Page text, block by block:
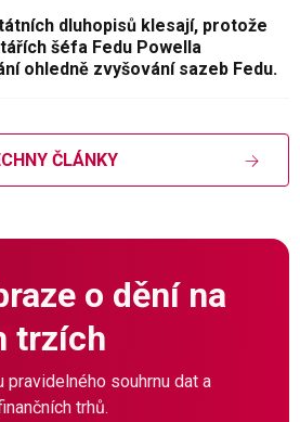
dluhopisů klesají, protože
šéfa Fedu Powella
ohledně zvyšování sazeb Fedu.
ČLÁNKY
o dění na
trzích
souhrnu dat a
trhů.